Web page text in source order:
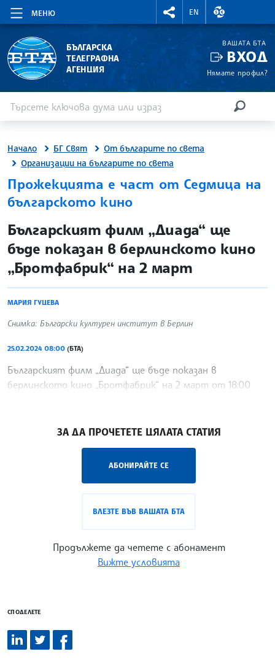
МЕНЮ
RIGHTMENU.SOCIAL
EN
ВАЛУТНИ
БЪЛГАРСКА
ТЕЛЕГРАФНА
АГЕНЦИЯ
ВАШАТА БТА
ВХОД
Нямате профил?
Начало БГ Свят
От българите по света
Организации на българите по света
Прожекцията е част от Седмица на
българското кино
site.bta
Българският филм „Диада“ ще
бъде показан в берлинското кино
„Бротфабрик“ на 2 март
МАРИЯ ГУЦЕВА
Снимка: Български културен институт в Берлин
25.02.2024 08:00 (БТА)
Българският филм „Диада“ ще бъде показан в
берлинското кино „Бротфабрик“ на 2 март от 18:00
ЗА ДА ПРОЧЕТЕТЕ ЦЯЛАТА СТАТИЯ
АБОНИРАЙТЕ СЕ
ВЛЕЗТЕ ВЪВ ВАШАТА БТА
Продължете да четете с абонамент
Вижте условията
СПОДЕЛЕТЕ